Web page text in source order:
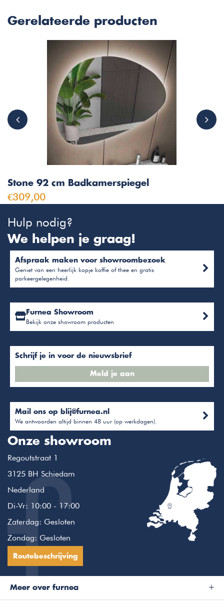
Gerelateerde producten
Stone 92 cm Badkamerspiegel
€309,00
Hulp nodig?
We helpen je graag!
Afspraak maken voor showroombezoek
Geniet van een heerlijk kopje koffie of thee en gratis
parkeergelegenheid.
Furnea Showroom
Bekijk onze showroom producten
Schrijf je in voor de nieuwsbrief
Meld je aan
Mail ons op blij@furnea.nl
We antwoorden altijd binnen 48 uur (op werkdagen).
Onze showroom
Regoutstraat 1
3125 BH Schiedam
Nederland
Di-Vr: 10:00 - 17:00
Zaterdag: Gesloten
Zondag: Gesloten
Routebeschrijving
Meer over furnea